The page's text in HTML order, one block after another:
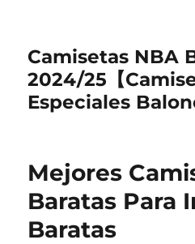
Camisetas NBA
2024/25【
Especiales
Mejores
Baratas Para
Baratas